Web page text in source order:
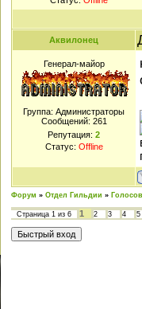
Аквилонец
Генерал-майор
Группа: Администраторы
Сообщений: 261
Репутация: 2
Статус: Offline
Форум » Отдел Гильдии »
Страница 1 из 6 1 2 3 4 5